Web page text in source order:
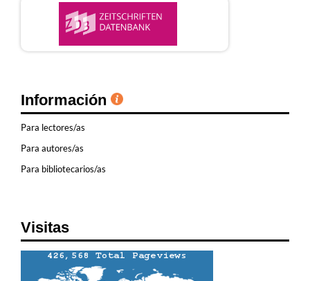
Información
Para lectores/as
Para autores/as
Para bibliotecarios/as
Visitas